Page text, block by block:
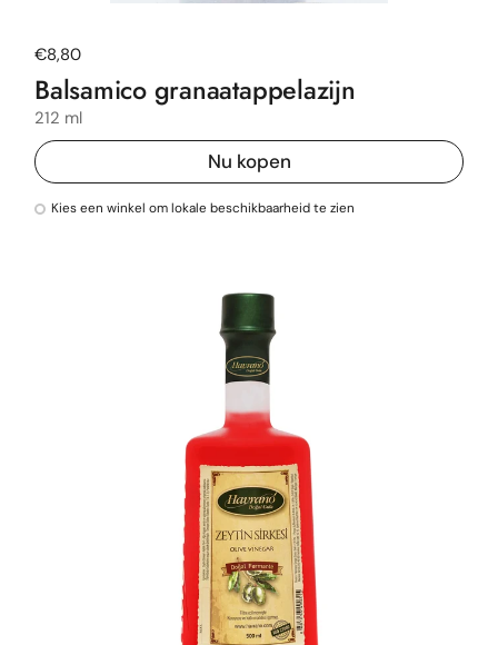
Normale prijs
€8,80
Balsamico granaatappelazijn
212 ml
Nu kopen
Kies een winkel om lokale beschikbaarheid te zien